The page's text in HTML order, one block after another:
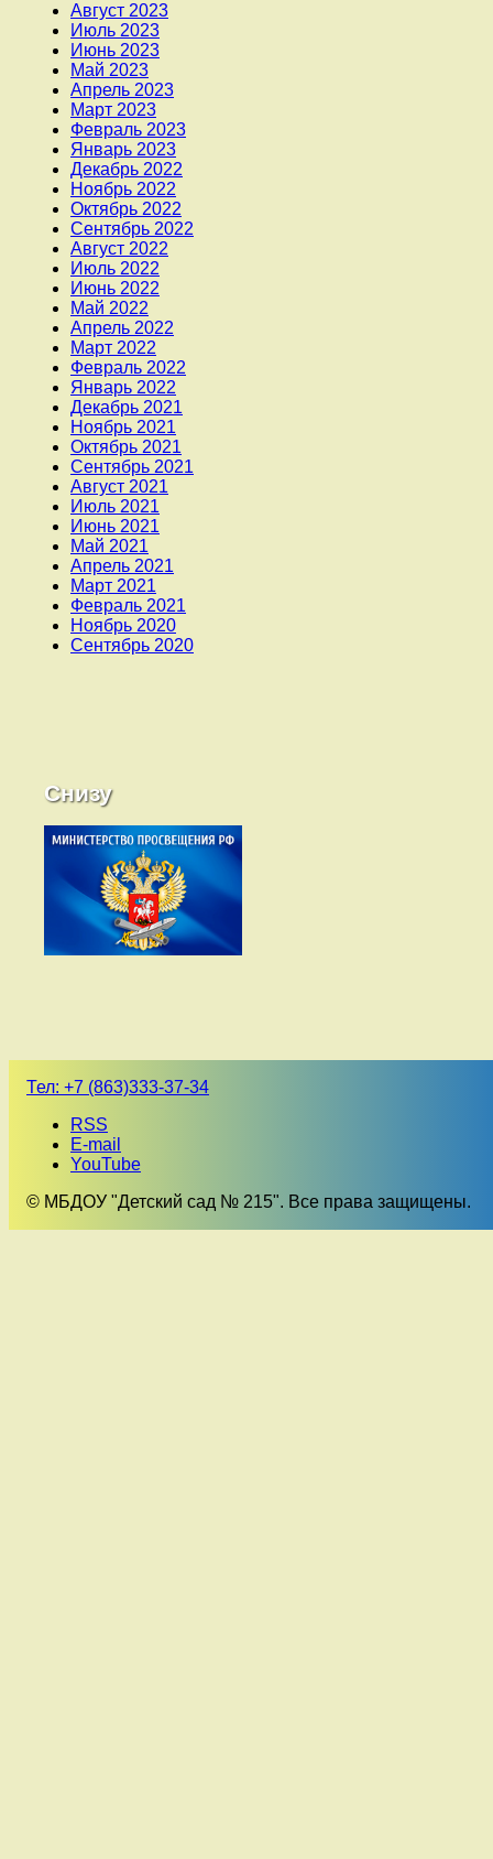
Август 2023
Июль 2023
Июнь 2023
Май 2023
Апрель 2023
Март 2023
Февраль 2023
Январь 2023
Декабрь 2022
Ноябрь 2022
Октябрь 2022
Сентябрь 2022
Август 2022
Июль 2022
Июнь 2022
Май 2022
Апрель 2022
Март 2022
Февраль 2022
Январь 2022
Декабрь 2021
Ноябрь 2021
Октябрь 2021
Сентябрь 2021
Август 2021
Июль 2021
Июнь 2021
Май 2021
Апрель 2021
Март 2021
Февраль 2021
Ноябрь 2020
Сентябрь 2020
Снизу
Тел: +7 (863)333-37-34
RSS
E-mail
YouTube
© МБДОУ "Детский сад № 215". Все права защищены.